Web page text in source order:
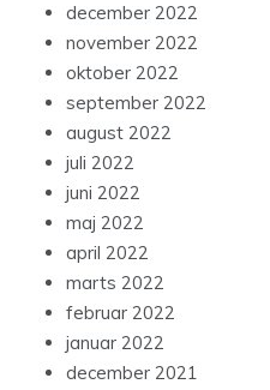
december 2022
november 2022
oktober 2022
september 2022
august 2022
juli 2022
juni 2022
maj 2022
april 2022
marts 2022
februar 2022
januar 2022
december 2021